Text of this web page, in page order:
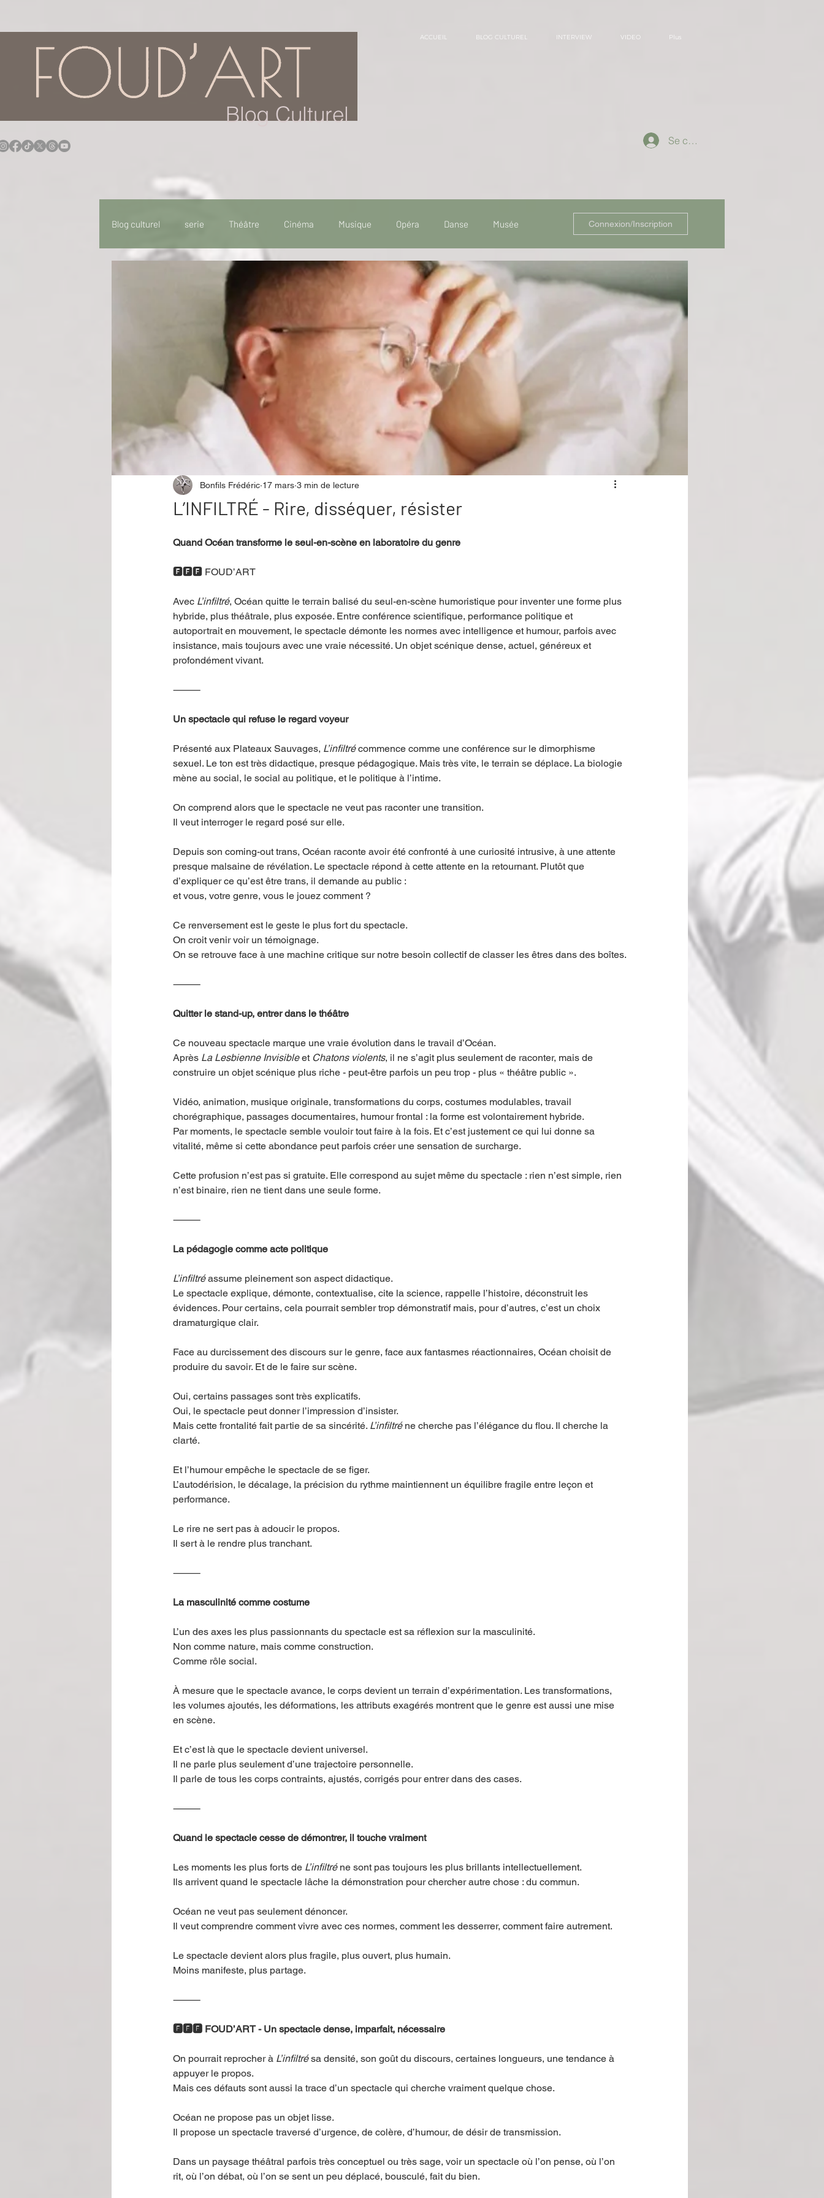
Blog Culturel
ACCUEIL BLOG CULTUREL INTERVIEW VIDEO Plus
Se connecter
Blog culturel serie Théâtre Cinéma Musique Opéra Danse Musée
Idées Sorties Idée de voyage Fooding - Restaurant Burlesque
Rire Récompense Festival Coup de coeur Instructif
Validé par Romane. Spécial Famille Littérature Cirque
Offre spéciale Annuaire Théâtre - Musée
Connexion/Inscription
L’INFILTRÉ - Rire, disséquer, résister
Bonfils Frédéric 17 mars 3 min de lecture
Quand Océan transforme le seul-en-scène en laboratoire du genre
🅵🅵🅵 FOUD’ART
Avec L’infiltré, Océan quitte le terrain balisé du seul-en-scène humoristique pour inventer une forme plus
hybride, plus théâtrale, plus exposée. Entre conférence scientifique, performance politique et
autoportrait en mouvement, le spectacle démonte les normes avec intelligence et humour, parfois avec
insistance, mais toujours avec une vraie nécessité. Un objet scénique dense, actuel, généreux et
profondément vivant.
⸻
Un spectacle qui refuse le regard voyeur
Présenté aux Plateaux Sauvages, L’infiltré commence comme une conférence sur le dimorphisme
sexuel. Le ton est très didactique, presque pédagogique. Mais très vite, le terrain se déplace. La biologie
mène au social, le social au politique, et le politique à l’intime.
On comprend alors que le spectacle ne veut pas raconter une transition.
Il veut interroger le regard posé sur elle.
Depuis son coming-out trans, Océan raconte avoir été confronté à une curiosité intrusive, à une attente
presque malsaine de révélation. Le spectacle répond à cette attente en la retournant. Plutôt que
d’expliquer ce qu’est être trans, il demande au public :
et vous, votre genre, vous le jouez comment ?
Ce renversement est le geste le plus fort du spectacle.
On croit venir voir un témoignage.
On se retrouve face à une machine critique sur notre besoin collectif de classer les êtres dans des boîtes.
⸻
Quitter le stand-up, entrer dans le théâtre
Ce nouveau spectacle marque une vraie évolution dans le travail d’Océan.
Après La Lesbienne Invisible et Chatons violents, il ne s’agit plus seulement de raconter, mais de
construire un objet scénique plus riche - peut-être parfois un peu trop - plus « théâtre public ».
Vidéo, animation, musique originale, transformations du corps, costumes modulables, travail
chorégraphique, passages documentaires, humour frontal : la forme est volontairement hybride.
Par moments, le spectacle semble vouloir tout faire à la fois. Et c’est justement ce qui lui donne sa
vitalité, même si cette abondance peut parfois créer une sensation de surcharge.
Cette profusion n’est pas si gratuite. Elle correspond au sujet même du spectacle : rien n’est simple, rien
n’est binaire, rien ne tient dans une seule forme.
⸻
La pédagogie comme acte politique
L’infiltré assume pleinement son aspect didactique.
Le spectacle explique, démonte, contextualise, cite la science, rappelle l’histoire, déconstruit les
évidences. Pour certains, cela pourrait sembler trop démonstratif mais, pour d’autres, c’est un choix
dramaturgique clair.
Face au durcissement des discours sur le genre, face aux fantasmes réactionnaires, Océan choisit de
produire du savoir. Et de le faire sur scène.
Oui, certains passages sont très explicatifs.
Oui, le spectacle peut donner l’impression d’insister.
Mais cette frontalité fait partie de sa sincérité. L’infiltré ne cherche pas l’élégance du flou. Il cherche la
clarté.
Et l’humour empêche le spectacle de se figer.
L’autodérision, le décalage, la précision du rythme maintiennent un équilibre fragile entre leçon et
performance.
Le rire ne sert pas à adoucir le propos.
Il sert à le rendre plus tranchant.
⸻
La masculinité comme costume
L’un des axes les plus passionnants du spectacle est sa réflexion sur la masculinité.
Non comme nature, mais comme construction.
Comme rôle social.
À mesure que le spectacle avance, le corps devient un terrain d’expérimentation. Les transformations,
les volumes ajoutés, les déformations, les attributs exagérés montrent que le genre est aussi une mise
en scène.
Et c’est là que le spectacle devient universel.
Il ne parle plus seulement d’une trajectoire personnelle.
Il parle de tous les corps contraints, ajustés, corrigés pour entrer dans des cases.
⸻
Quand le spectacle cesse de démontrer, il touche vraiment
Les moments les plus forts de L’infiltré ne sont pas toujours les plus brillants intellectuellement.
Ils arrivent quand le spectacle lâche la démonstration pour chercher autre chose : du commun.
Océan ne veut pas seulement dénoncer.
Il veut comprendre comment vivre avec ces normes, comment les desserrer, comment faire autrement.
Le spectacle devient alors plus fragile, plus ouvert, plus humain.
Moins manifeste, plus partage.
⸻
🅵🅵🅵 FOUD’ART - Un spectacle dense, imparfait, nécessaire
On pourrait reprocher à L’infiltré sa densité, son goût du discours, certaines longueurs, une tendance à
appuyer le propos.
Mais ces défauts sont aussi la trace d’un spectacle qui cherche vraiment quelque chose.
Océan ne propose pas un objet lisse.
Il propose un spectacle traversé d’urgence, de colère, d’humour, de désir de transmission.
Dans un paysage théâtral parfois très conceptuel ou très sage, voir un spectacle où l’on pense, où l’on
rit, où l’on débat, où l’on se sent un peu déplacé, bousculé, fait du bien.